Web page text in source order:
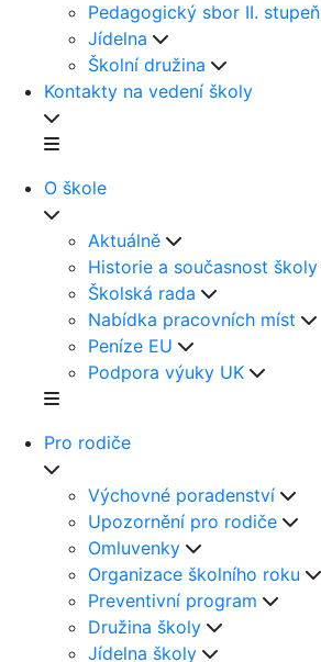
Pedagogický sbor II. stupeň
Jídelna
Školní družina
Kontakty na vedení školy
O škole
Aktuálně
Historie a současnost školy
Školská rada
Nabídka pracovních míst
Peníze EU
Podpora výuky UK
Pro rodiče
Výchovné poradenství
Upozornění pro rodiče
Omluvenky
Organizace školního roku
Preventivní program
Družina školy
Jídelna školy